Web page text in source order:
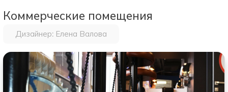
Коммерческие помещения
Дизайнер: Елена Валова